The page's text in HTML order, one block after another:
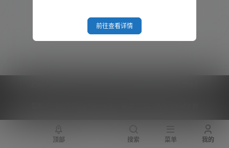
前往查看详情
顶部 搜索 菜单 我的